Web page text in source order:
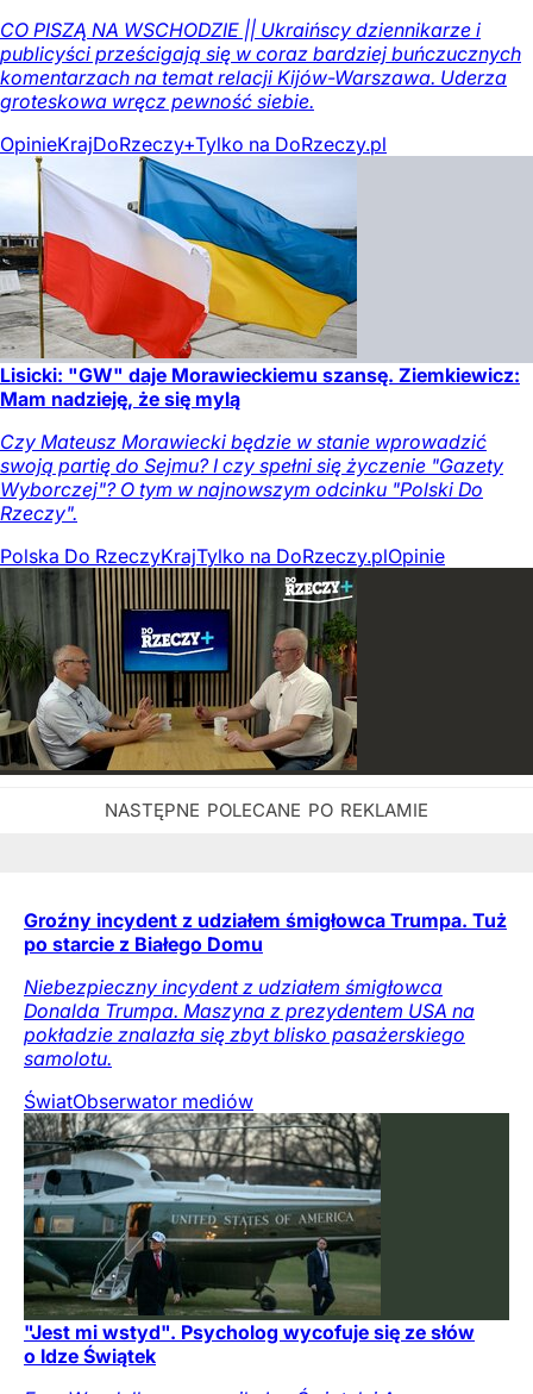
CO PISZĄ NA WSCHODZIE || Ukraińscy dziennikarze i
publicyści prześcigają się w coraz bardziej buńczucznych
komentarzach na temat relacji Kijów-Warszawa. Uderza
groteskowa wręcz pewność siebie.
OpinieKrajDoRzeczy+Tylko na DoRzeczy.pl
Lisicki: "GW" daje Morawieckiemu szansę. Ziemkiewicz:
Mam nadzieję, że się mylą
Czy Mateusz Morawiecki będzie w stanie wprowadzić
swoją partię do Sejmu? I czy spełni się życzenie "Gazety
Wyborczej"? O tym w najnowszym odcinku "Polski Do
Rzeczy".
Polska Do RzeczyKrajTylko na DoRzeczy.plOpinie
Groźny incydent z udziałem śmigłowca Trumpa. Tuż
po starcie z Białego Domu
Niebezpieczny incydent z udziałem śmigłowca
Donalda Trumpa. Maszyna z prezydentem USA na
pokładzie znalazła się zbyt blisko pasażerskiego
samolotu.
ŚwiatObserwator mediów
"Jest mi wstyd". Psycholog wycofuje się ze słów
o Idze Świątek